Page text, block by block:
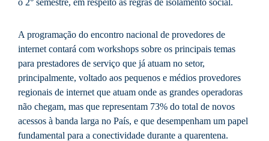
A programação do encontro nacional de provedores de
internet contará com workshops sobre os principais temas
para prestadores de serviço que já atuam no setor,
principalmente, voltado aos pequenos e médios provedores
regionais de internet que atuam onde as grandes operadoras
não chegam, mas que representam 73% do total de novos
acessos à banda larga no País, e que desempenham um papel
fundamental para a conectividade durante a quarentena.